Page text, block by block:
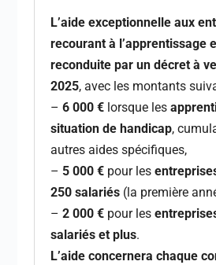
L’aide exceptionnelle aux
recourant à l’apprentissage
reconduite par un décret à
2025, avec les montants
– 6 000 €lorsque les
situation de handicap,
autres aides spécifiques,
– 5 000 €pour les
250 salariés(la première
– 2 000 €pour les
salariés et plus.
L’aide concernera chaque